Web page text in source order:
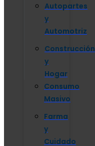
Autopartes
y
Automotriz
Construcción
y
Hogar
Consumo
Masivo
Farma
y
Cuidado